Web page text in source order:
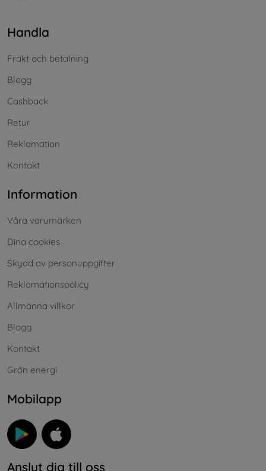
Handla
Frakt och betalning
Blogg
Cashback
Retur
Reklamation
Kontakt
Information
Våra varumärken
Dina cookies
Skydd av personuppgifter
Reklamationspolicy
Allmänna villkor
Blogg
Kontakt
Grön energi
Mobilapp
Anslut dig till oss